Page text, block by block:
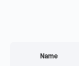
Name